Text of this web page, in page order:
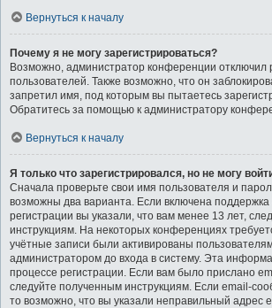
Вернуться к началу
Почему я не могу зарегистрироваться?
Возможно, администратор конференции отключил
пользователей. Также возможно, что он
запретил имя, под которым вы пытаетесь
Обратитесь за помощью к администратору
Вернуться к началу
Я только что зарегистрировался, но не могу
Сначала проверьте свои имя пользователя и
возможны два варианта. Если включена поддержка
регистрации вы указали, что вам менее 13 лет,
инструкциям. На некоторых конференциях
учётные записи были активированы
администратором до входа в систему. Эта
процессе регистрации. Если вам было прислано
следуйте полученным инструкциям. Если email-
то возможно, что вы указали неправильный адрес